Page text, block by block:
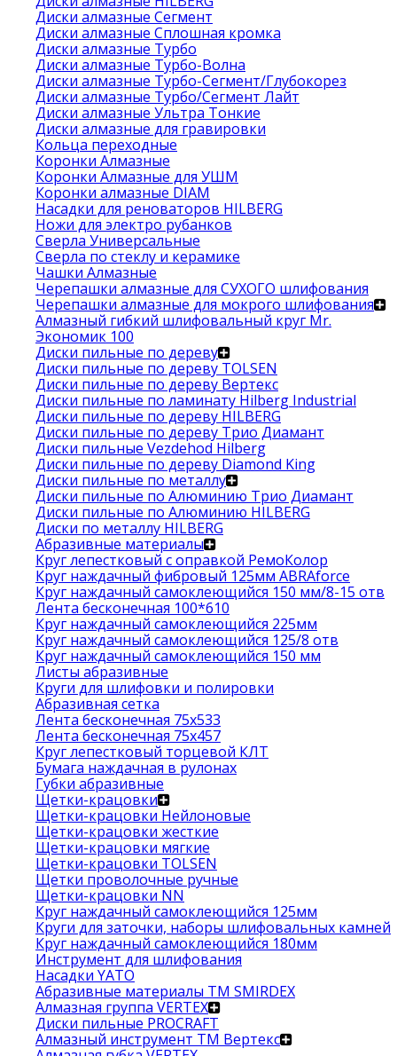
Диски алмазные Сегмент
Диски алмазные Сплошная кромка
Диски алмазные Турбо
Диски алмазные Турбо-Волна
Диски алмазные Турбо-Сегмент/Глубокорез
Диски алмазные Турбо/Сегмент Лайт
Диски алмазные Ультра Тонкие
Диски алмазные для гравировки
Кольца переходные
Коронки Алмазные
Коронки Алмазные для УШМ
Коронки алмазные DIAM
Насадки для реноваторов HILBERG
Ножи для электро рубанков
Сверла Универсальные
Сверла по стеклу и керамике
Чашки Алмазные
Черепашки алмазные для СУХОГО шлифования
Черепашки алмазные для мокрого шлифования
Алмазный гибкий шлифовальный круг Mr.
Экономик 100
Диски пильные по дереву
Диски пильные по дереву TOLSEN
Диски пильные по дереву Вертекс
Диски пильные по ламинату Hilberg Industrial
Диски пильные по дереву HILBERG
Диски пильные по дереву Трио Диамант
Диски пильные Vezdehod Hilberg
Диски пильные по дереву Diamond King
Диски пильные по металлу
Диски пильные по Алюминию Трио Диамант
Диски пильные по Алюминию HILBERG
Диски по металлу HILBERG
Абразивные материалы
Круг лепестковый с оправкой РемоКолор
Круг наждачный фибровый 125мм ABRAforce
Круг наждачный самоклеющийся 150 мм/8-15 отв
Лента бесконечная 100*610
Круг наждачный самоклеющийся 225мм
Круг наждачный самоклеющийся 125/8 отв
Круг наждачный самоклеющийся 150 мм
Листы абразивные
Круги для шлифовки и полировки
Абразивная сетка
Лента бесконечная 75х533
Лента бесконечная 75х457
Круг лепестковый торцевой КЛТ
Бумага наждачная в рулонах
Губки абразивные
Щетки-крацовки
Щетки-крацовки Нейлоновые
Щетки-крацовки жесткие
Щетки-крацовки мягкие
Щетки-крацовки TOLSEN
Щетки проволочные ручные
Щетки-крацовки NN
Круг наждачный самоклеющийся 125мм
Круги для заточки, наборы шлифовальных камней
Круг наждачный самоклеющийся 180мм
Инструмент для шлифования
Насадки YATO
Абразивные материалы ТМ SMIRDEX
Алмазная группа VERTEX
Диски пильные PROCRAFT
Алмазный инструмент ТМ Вертекс